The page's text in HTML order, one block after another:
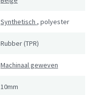
Synthetisch , polyester
Rubber (TPR)
Machinaal geweven
10mm